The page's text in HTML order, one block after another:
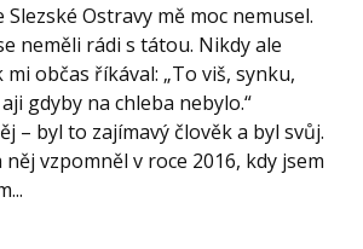
Slezské Ostravy mě moc nemusel.
neměli rádi s tátou. Nikdy ale
občas říkával: „To viš, synku,
gdyby na chleba nebylo.“
– byl to zajímavý člověk a byl svůj.
vzpomněl v roce 2016, kdy jsem